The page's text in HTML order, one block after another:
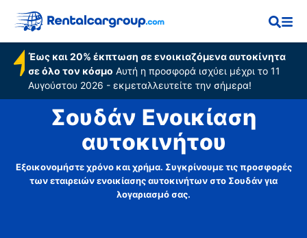
Έως και 20% έκπτωση σε ενοικιαζόμενα αυτοκίνητα
σε όλο τον κόσμο Αυτή η προσφορά ισχύει μέχρι το 11
Αυγούστου 2026 - εκμεταλλευτείτε την σήμερα!
Σουδάν Ενοικίαση
αυτοκινήτου
Εξοικονομήστε χρόνο και χρήμα. Συγκρίνουμε τις προσφορές
των εταιρειών ενοικίασης αυτοκινήτων στο Σουδάν για
λογαριασμό σας.